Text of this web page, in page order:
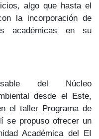
algo que hasta el
la incorporación de
académicas en su
del Núcleo
desde el Este,
el taller Programa de
se propuso ofrecer un
Académica del EI